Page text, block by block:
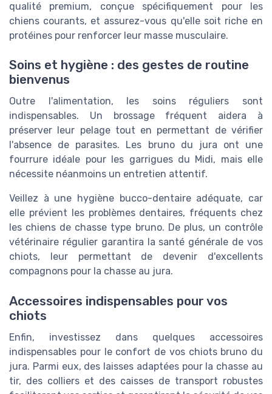
qualité premium, conçue spécifiquement pour les
chiens courants, et assurez-vous qu'elle soit riche en
protéines pour renforcer leur masse musculaire.
Soins et hygiène : des gestes de routine
bienvenus
Outre l'alimentation, les soins réguliers sont
indispensables. Un brossage fréquent aidera à
préserver leur pelage tout en permettant de vérifier
l'absence de parasites. Les bruno du jura ont une
fourrure idéale pour les garrigues du Midi, mais elle
nécessite néanmoins un entretien attentif.
Veillez à une hygiène bucco-dentaire adéquate, car
elle prévient les problèmes dentaires, fréquents chez
les chiens de chasse type bruno. De plus, un contrôle
vétérinaire régulier garantira la santé générale de vos
chiots, leur permettant de devenir d'excellents
compagnons pour la chasse au jura.
Accessoires indispensables pour vos
chiots
Enfin, investissez dans quelques accessoires
indispensables pour le confort de vos chiots bruno du
jura. Parmi eux, des laisses adaptées pour la chasse au
tir, des colliers et des caisses de transport robustes